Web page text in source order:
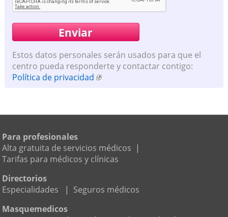
Estos datos personales serán usados para que el
centro pueda responderte y contactar contigo:
Política de privacidad
Para profesionales
Alta gratuita de servicios médicos |
Tarifas para médicos y clínicas
Directorios
Especialidades
| Seguros médicos
Masquemedicos